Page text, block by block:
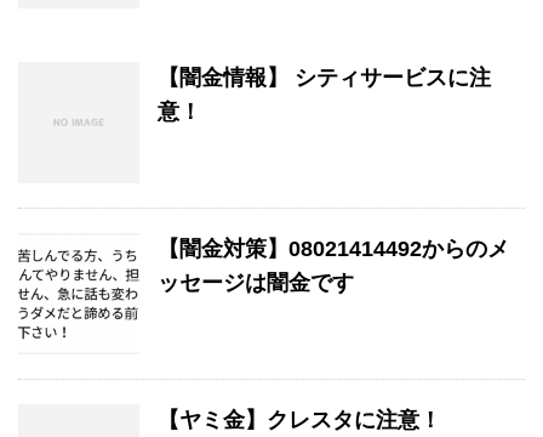
【闇金情報】 シティサービスに注
意！
【闇金対策】08021414492からのメ
ッセージは闇金です
【ヤミ金】クレスタに注意！